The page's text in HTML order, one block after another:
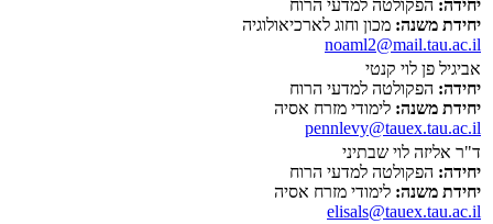
יחידה: הפקולטה למדעי הרוח
יחידת משנה: מכון וחוג לארכיאולוגיה
noaml2@mail.tau.ac.il
אביגיל פן לוי קנטי
יחידה: הפקולטה למדעי הרוח
יחידת משנה: לימודי מזרח אסיה
pennlevy@tauex.tau.ac.il
ד"ר אליזה לוי שבתיני
יחידה: הפקולטה למדעי הרוח
יחידת משנה: לימודי מזרח אסיה
elisals@tauex.tau.ac.il